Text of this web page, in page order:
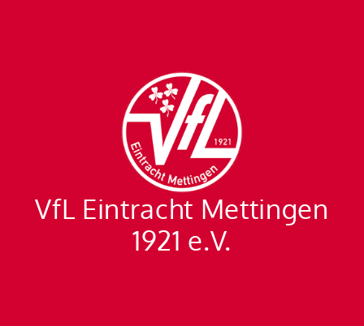
VfL Eintracht Mettingen
1921 e.V.